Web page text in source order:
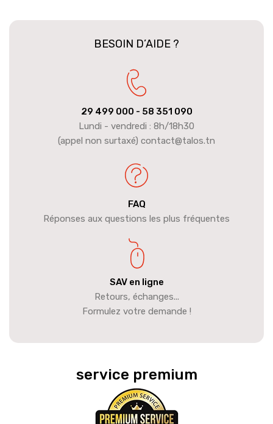
BESOIN D’AIDE ?
29 499 000 - 58 351 090
Lundi - vendredi : 8h/18h30
(appel non surtaxé) contact@talos.tn
FAQ
Réponses aux questions les plus fréquentes
SAV en ligne
Retours, échanges...
Formulez votre demande !
service premium